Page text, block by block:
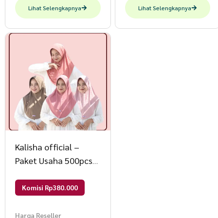
Lihat Selengkapnya Lihat Selengkapnya
Kalisha official –
Paket Usaha 500pcs
Mix
Komisi Rp380.000
Harga Reseller